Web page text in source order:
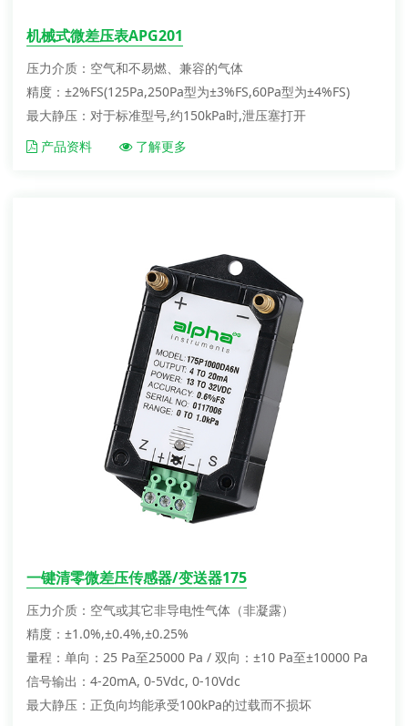
机械式微差压表APG201
压力介质：空气和不易燃、兼容的气体
精度：±2%FS(125Pa,250Pa型为±3%FS,60Pa型为±4%FS)
最大静压：对于标准型号,约150kPa时,泄压塞打开
产品资料
了解更多
一键清零微差压传感器/变送器175
压力介质：空气或其它非导电性气体（非凝露）
精度：±1.0%,±0.4%,±0.25%
量程：单向：25 Pa至25000 Pa / 双向：±10 Pa至±10000 Pa
信号输出：4-20mA, 0-5Vdc, 0-10Vdc
最大静压：正负向均能承受100kPa的过载而不损坏